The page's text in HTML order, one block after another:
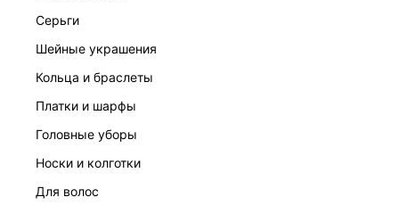
серьги
шейные украшения
кольца и браслеты
платки и шарфы
головные уборы
носки и колготки
для волос